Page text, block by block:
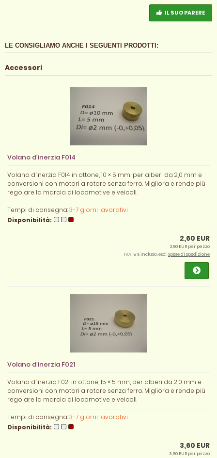
IL SUO PARERE
LE CONSIGLIAMO ANCHE I SEGUENTI PRODOTTI:
Accessori
Volano d’inerzia F014
Volano d’inerzia F014 in ottone, 10 × 5 mm, per alberi da 2,0 mm e
conversioni con motori a rotore senza ferro. Migliora e rende più
regolare la marcia di locomotive e veicoli.
Tempi di consegna:3-7 giorni lavorativi
Disponibilità:
2,60 EUR
2,60 EUR per pezzo
IVA 19 % inclusa. escl.Spese di spedizione
Volano d’inerzia F021
Volano d’inerzia F021 in ottone, 15 × 5 mm, per alberi da 2,0 mm e
conversioni con motori a rotore senza ferro. Migliora e rende più
regolare la marcia di locomotive e veicoli.
Tempi di consegna:3-7 giorni lavorativi
Disponibilità:
3,60 EUR
3,60 EUR per pezzo